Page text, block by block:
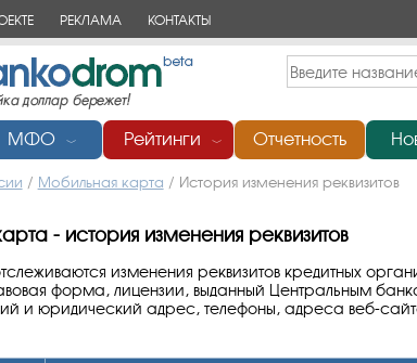
РЕКЛАМА КОНТАКТЫ
МФО ﹀ Рейтинги ﹀ Отчетность
/ Мобильная карта / История изменения реквизитов
- история изменения реквизитов
изменения реквизитов кредитных
форма, лицензии, выданный Центральным
и юридический адрес, телефоны, адреса веб-